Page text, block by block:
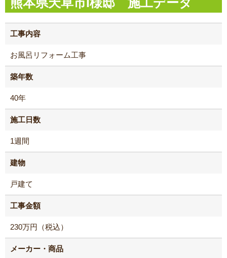
工事内容
お風呂リフォーム工事
築年数
40年
施工日数
1週間
建物
戸建て
工事金額
230万円（税込）
メーカー・商品